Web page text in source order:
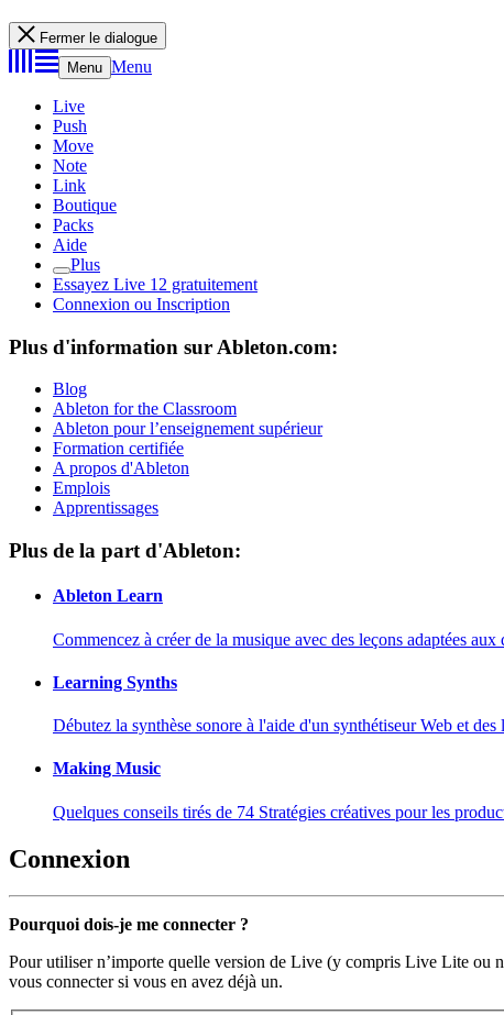
Fermer le dialogue
Menu Menu
Live
Push
Move
Note
Link
Boutique
Packs
Aide
Plus
Essayez Live 12 gratuitement
Connexion ou Inscription
Plus d'information sur Ableton.com:
Blog
Ableton for the Classroom
Ableton pour l’enseignement supérieur
Formation certifiée
A propos d'Ableton
Emplois
Apprentissages
Plus de la part d'Ableton:
Ableton Learn
Commencez à créer de la musique avec des leçons adaptées
Learning Synths
Débutez la synthèse sonore à l'aide d'un synthétiseur Web et
Making Music
Quelques conseils tirés de 74 Stratégies créatives pour les
Connexion
Pourquoi dois-je me connecter ?
Pour utiliser n’importe quelle version de Live (y compris Live Lite ou
vous connecter si vous en avez déjà un.